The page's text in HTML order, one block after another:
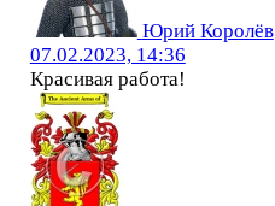
Юрий Королёв
07.02.2023, 14:36
Красивая работа!